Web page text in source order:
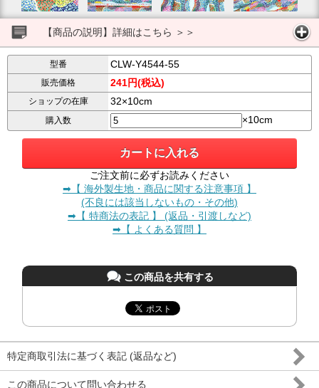
【商品の説明】詳細はこちら ＞＞
型番 CLW-Y4544-55
販売価格 241円(税込)
ショップの在庫 32×10cm
購入数 ×10cm
ご注文前に必ずお読みください
➡【 海外製生地・商品に関する注意事項 】
(不良には該当しないもの・その他)
➡【 特商法の表記 】 (返品・引渡しなど)
➡【 よくある質問 】
この商品を共有する
特定商取引法に基づく表記 (返品など)
この商品について問い合わせる